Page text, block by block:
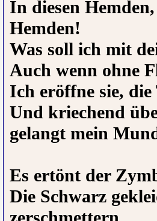
In diesen
Hemden!
Was soll ich mit
Auch wenn ohne
Ich eröffne sie,
Und kriechend
gelangt mein
Es ertönt der
Die Schwarz